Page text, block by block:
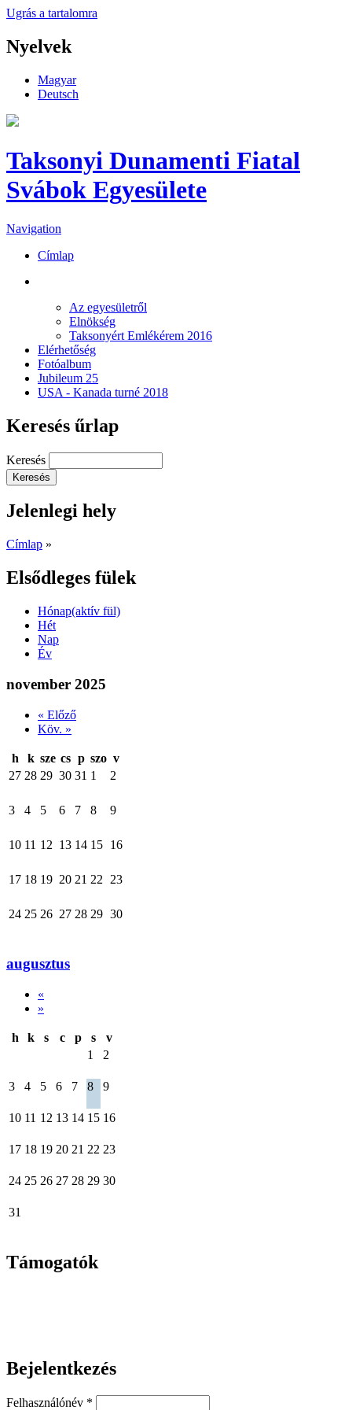
Ugrás a tartalomra
Nyelvek
Magyar
Deutsch
Taksonyi Dunamenti Fiatal
Svábok Egyesülete
Navigation
Címlap
Az egyesületről
Elnökség
Taksonyért Emlékérem 2016
Elérhetőség
Fotóalbum
Jubileum 25
USA - Kanada turné 2018
Keresés űrlap
Keresés
Jelenlegi hely
Címlap »
Elsődleges fülek
Hónap(aktív fül)
Hét
Nap
Év
november 2025
« Előző
Köv. »
h k sze cs p szo v
27 28 29 30 31 1 2
3 4 5 6 7 8 9
10 11 12 13 14 15 16
17 18 19 20 21 22 23
24 25 26 27 28 29 30
augusztus
«
»
h k s c p s
v
1
2
3 4 5 6 7 8 9
10 11 12 13 14 15 16
17 18 19 20 21 22 23
24 25 26 27 28 29 30
31
Támogatók
Bejelentkezés
Felhasználónév *